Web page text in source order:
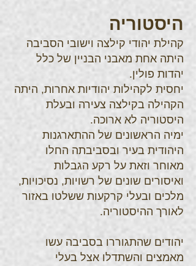
היסטוריה
קהילת יהודי קילצה וישובי הסביבה
היתה אחת מאבני הבניין של כלל
יהדות פולין.
יחסית לקהילות יהודיות אחרות, היתה
הקהילה בקילצה צעירה ובעלת
היסטוריה לא ארוכה.
ימיה הראשונים של ההתארגנות
היהודית בעיר ובסביבתה החלו
מאוחר וזאת על רקע הגבלות
ואיסורים שונים של רשויות, נסיכויות,
מלכים ובעלי קרקעות ששלטו באזור
לאורך ההיסטוריה.
יהודים שהתגוררו בסביבה עשו
מאמצים והשתדלו אצל בעלי